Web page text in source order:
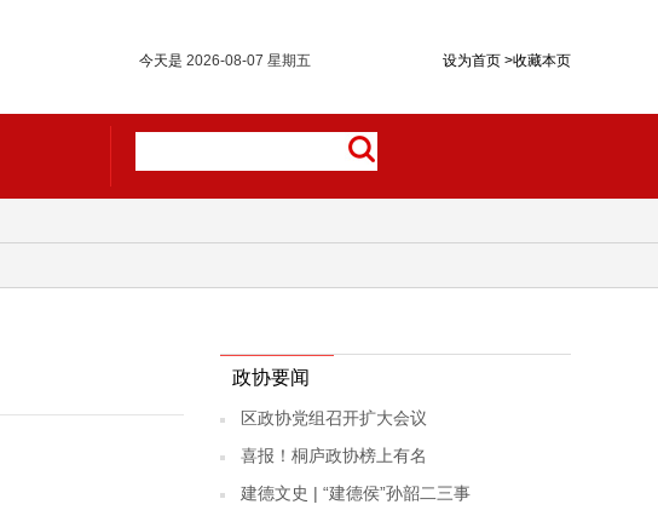
设为首页 >收藏本页
今天是 2026-08-07 星期五
政协要闻
区政协党组召开扩大会议
喜报！桐庐政协榜上有名
建德文史 | “建德侯”孙韶二三事